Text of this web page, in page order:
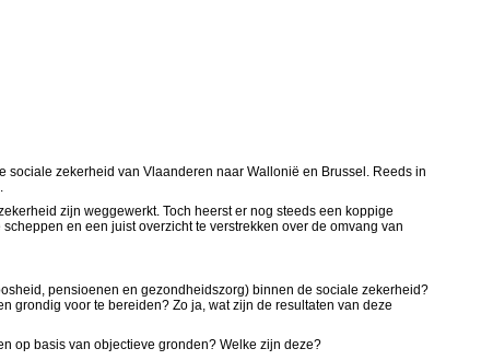
zekerheid van Vlaanderen naar Wallonië en Brussel. Reeds in
zijn weggewerkt. Toch heerst er nog steeds een koppige
en een juist overzicht te verstrekken over de omvang van
pensioenen en gezondheidszorg) binnen de sociale zekerheid?
grondig voor te bereiden? Zo ja, wat zijn de resultaten van deze
op basis van objectieve gronden? Welke zijn deze?